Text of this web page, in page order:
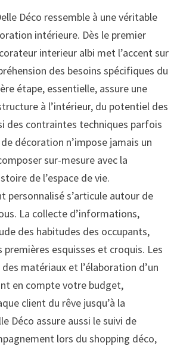
Déco ressemble à une véritable
intérieure. Dès le premier
interieur albi met l’accent sur
des besoins spécifiques du
étape, essentielle, assure une
à l’intérieur, du potentiel des
des contraintes techniques parfois
de décoration n’impose jamais un
sur-mesure avec la
de l’espace de vie.
personnalisé s’articule autour de
La collecte d’informations,
des habitudes des occupants,
esquisses et croquis. Les
matériaux et l’élaboration d’un
en compte votre budget,
client du rêve jusqu’à la
Déco assure aussi le suivi de
lors du shopping déco,